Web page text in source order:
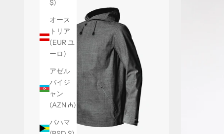
$)
オース
トリア
(EUR ユ
ーロ)
アゼル
バイジ
ャン
(AZN ₼)
バハマ